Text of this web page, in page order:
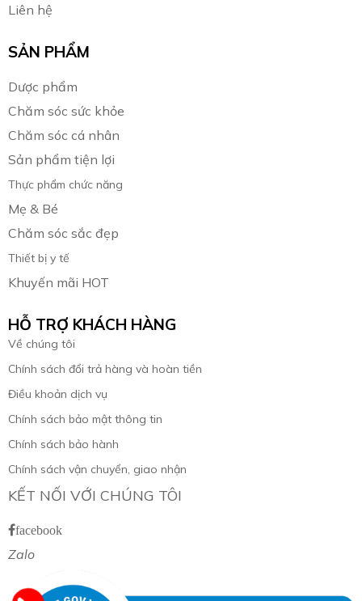
Liên hệ
SẢN PHẨM
Dược phẩm
Chăm sóc sức khỏe
Chăm sóc cá nhân
Sản phẩm tiện lợi
Thực phẩm chức năng
Mẹ & Bé
Chăm sóc sắc đẹp
Thiết bị y tế
Khuyến mãi HOT
HỖ TRỢ KHÁCH HÀNG
Về chúng tôi
Chính sách đổi trả hàng và hoàn tiền
Điều khoản dịch vụ
Chính sách bảo mật thông tin
Chính sách bảo hành
Chính sách vận chuyển, giao nhận
KẾT NỐI VỚI CHÚNG TÔI
facebook
Zalo